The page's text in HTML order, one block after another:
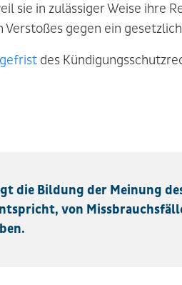
in zulässiger Weise ihre
gegen ein
des
die Bildung der Meinung
von